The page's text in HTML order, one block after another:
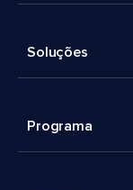
Soluções
Programa